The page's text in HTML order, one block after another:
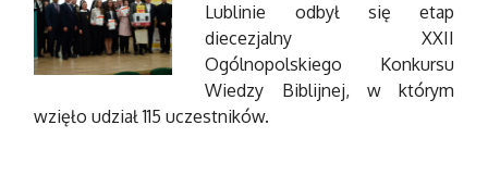
Lublinie odbył się etap
diecezjalny XXII
Ogólnopolskiego Konkursu
Wiedzy Biblijnej, w którym
wzięło udział 115 uczestników.